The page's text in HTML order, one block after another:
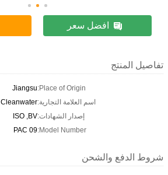
افضل سعر
تفاصيل المنتج
Place of Origin:
Jiangsu
اسم العلامة التجارية:Cleanwater
إصدار الشهادات:ISO ,BV
Model Number:
PAC 09
شروط الدفع والشحن